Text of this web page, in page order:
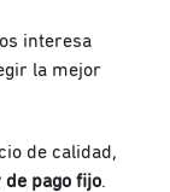
interesa
la mejor
de calidad,
pago fijo.